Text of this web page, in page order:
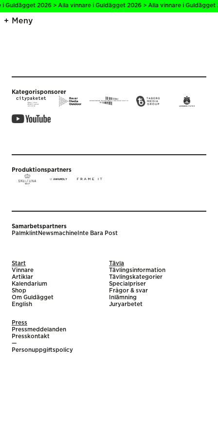
Guldägget 2026 > Alla vinnare i Guldägget 2026 > Alla vinnare i
Meny
Kategorisponsorer
Produktionspartners
Samarbetspartners
PalmklintNewsmachine Inte Bara Post
Start
Vinnare
Artiklar
Kalendarium
Shop
Om Guldägget
English
Tävla
Tävlingsinformation
Tävlingskategorier
Specialpriser
Frågor & svar
Inlämning
Juryarbetet
Press
Pressmeddelanden
Presskontakt
—
Personuppgiftspolicy